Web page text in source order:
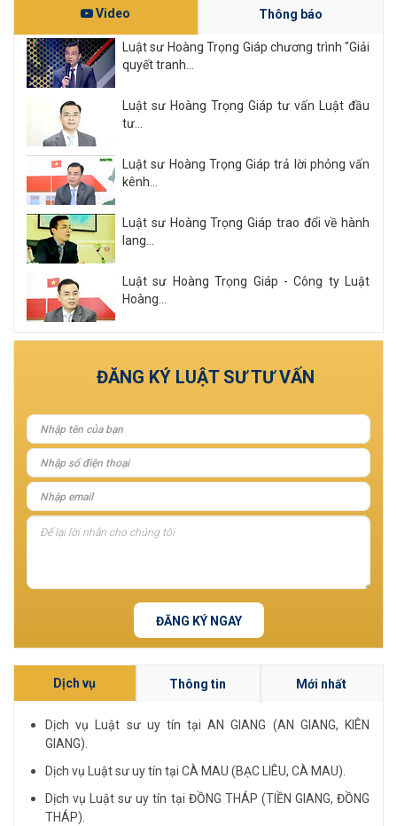
Video Thông báo
Luật sư Hoàng Trọng Giáp chương trình "Giải
quyết tranh...
Luật sư Hoàng Trọng Giáp tư vấn Luật đầu
tư...
Luật sư Hoàng Trọng Giáp trả lời phỏng vấn
kênh...
Luật sư Hoàng Trọng Giáp trao đổi về hành
lang...
Luật sư Hoàng Trọng Giáp - Công ty Luật
Hoàng...
Xem tất cả
ĐĂNG KÝ LUẬT SƯ TƯ VẤN
ĐĂNG KÝ NGAY
Dịch vụ Thông tin Mới nhất
Dịch vụ Luật sư uy tín tại AN GIANG (AN GIANG, KIÊN
GIANG).
Dịch vụ Luật sư uy tín tại CÀ MAU (BẠC LIÊU, CÀ MAU).
Dịch vụ Luật sư uy tín tại ĐỒNG THÁP (TIỀN GIANG, ĐỒNG
THÁP).